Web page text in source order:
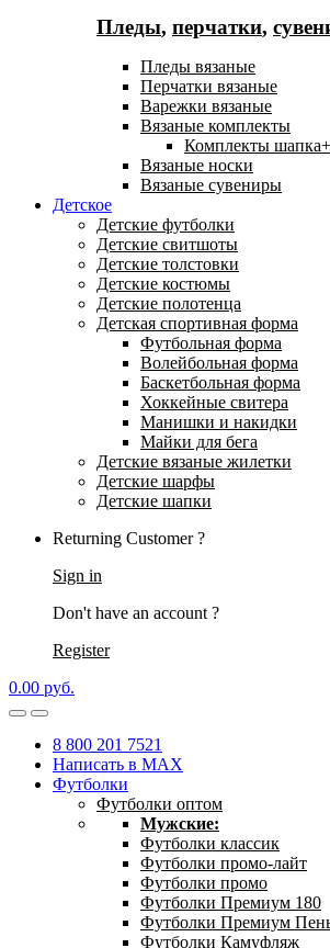
Пледы, перчатки,
Пледы вязаные
Перчатки вязаные
Варежки вязаные
Вязаные комплекты
Комплекты
Вязаные носки
Вязаные сувениры
Детское
Детские футболки
Детские свитшоты
Детские толстовки
Детские костюмы
Детские полотенца
Детская спортивная форма
Футбольная форма
Волейбольная форма
Баскетбольная форма
Хоккейные свитера
Манишки и накидки
Майки для бега
Детские вязаные жилетки
Детские шарфы
Детские шапки
Returning Customer ?
Sign in
Don't have an account ?
Register
0.00 руб.
8 800 201 7521
Написать в MAX
Футболки
Футболки оптом
Мужские:
Футболки классик
Футболки промо-лайт
Футболки промо
Футболки Премиум 180
Футболки Премиум
Футболки Камуфляж